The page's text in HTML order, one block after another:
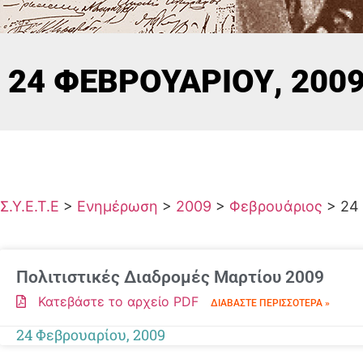
24 ΦΕΒΡΟΥΑΡΊΟΥ,
Σ.Υ.Ε.Τ.Ε > Ενημέρωση > 2009 > Φεβρουάριος > 24
Πολιτιστικές Διαδρομές Μαρτίου 2009
Κατεβάστε το αρχείο PDF ΔΙΑΒΆΣΤΕ ΠΕΡΙΣΣΌΤΕΡΑ »
24 Φεβρουαρίου, 2009